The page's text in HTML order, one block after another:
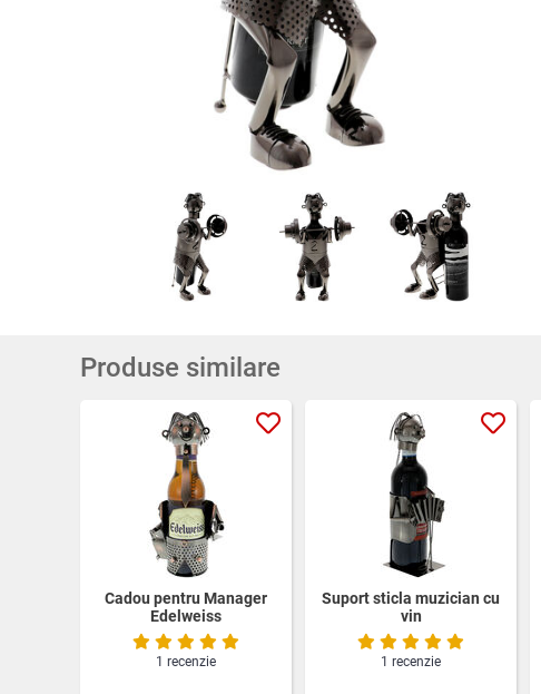
Produse similare
Cadou pentru Manager
Edelweiss
1 recenzie
Suport sticla muzician cu
vin
1 recenzie